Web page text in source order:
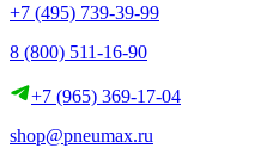
+7 (495) 739-39-99
8 (800) 511-16-90
+7 (965) 369-17-04
shop@pneumax.ru